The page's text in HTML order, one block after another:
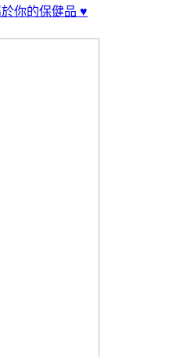
你的保健品 ♥️